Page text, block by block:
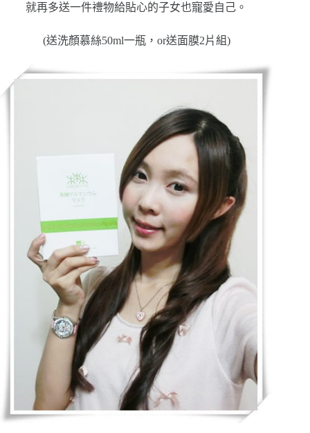
就再多送一件禮物給貼心的子女也寵愛自己。
(送洗顏慕絲50ml一瓶， or送面膜2片組)